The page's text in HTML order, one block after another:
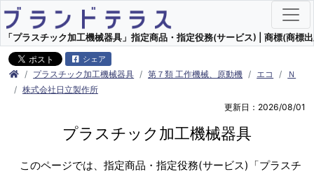
「プラスチック加工機械器具」指定商品・指定役務(サービス) | 商標(商標
シェア
プラスチック加工機械器具 第７類 工作機械、原動機 エコ
Ｎ
株式会社日立製作所
更新日：2026/08/01
プラスチック加工機械器具
このページでは、指定商品・指定役務(サービス)「プラスチ